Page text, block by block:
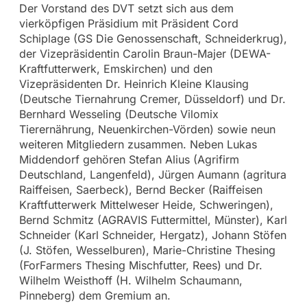
Der Vorstand des DVT setzt sich aus dem
vierköpfigen Präsidium mit Präsident Cord
Schiplage (GS Die Genossenschaft, Schneiderkrug),
der Vizepräsidentin Carolin Braun-Majer (DEWA-
Kraftfutterwerk, Emskirchen) und den
Vizepräsidenten Dr. Heinrich Kleine Klausing
(Deutsche Tiernahrung Cremer, Düsseldorf) und Dr.
Bernhard Wesseling (Deutsche Vilomix
Tierernährung, Neuenkirchen-Vörden) sowie neun
weiteren Mitgliedern zusammen. Neben Lukas
Middendorf gehören Stefan Alius (Agrifirm
Deutschland, Langenfeld), Jürgen Aumann (agritura
Raiffeisen, Saerbeck), Bernd Becker (Raiffeisen
Kraftfutterwerk Mittelweser Heide, Schweringen),
Bernd Schmitz (AGRAVIS Futtermittel, Münster), Karl
Schneider (Karl Schneider, Hergatz), Johann Stöfen
(J. Stöfen, Wesselburen), Marie-Christine Thesing
(ForFarmers Thesing Mischfutter, Rees) und Dr.
Wilhelm Weisthoff (H. Wilhelm Schaumann,
Pinneberg) dem Gremium an.